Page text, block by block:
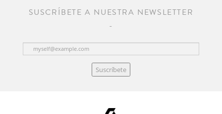
SUSCRÍBETE A NUESTRA NEWSLETTER
Suscríbete